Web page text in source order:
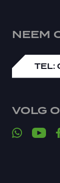
NEEM
TEL:
VOLG